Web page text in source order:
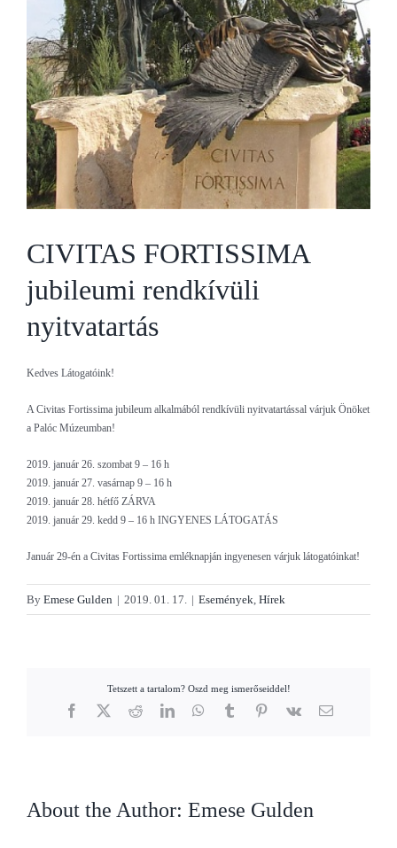
CIVITAS FORTISSIMA
jubileumi rendkívüli
nyitvatartás
Kedves Látogatóink!
A Civitas Fortissima jubileum alkalmából rendkívüli nyitvatartással várjuk Önöket
a Palóc Múzeumban!
2019. január 26. szombat 9 – 16 h
2019. január 27. vasárnap 9 – 16 h
2019. január 28. hétfő ZÁRVA
2019. január 29. kedd 9 – 16 h INGYENES LÁTOGATÁS
Január 29-én a Civitas Fortissima emléknapján ingyenesen várjuk látogatóinkat!
By Emese Gulden | 2019. 01. 17. | Események Hírek
Tetszett a tartalom? Oszd meg ismerőseiddel!
Facebook
X RedditLinkedInWhatsApp
TumblrPinterest
Vk Email
About the Author: Emese Gulden